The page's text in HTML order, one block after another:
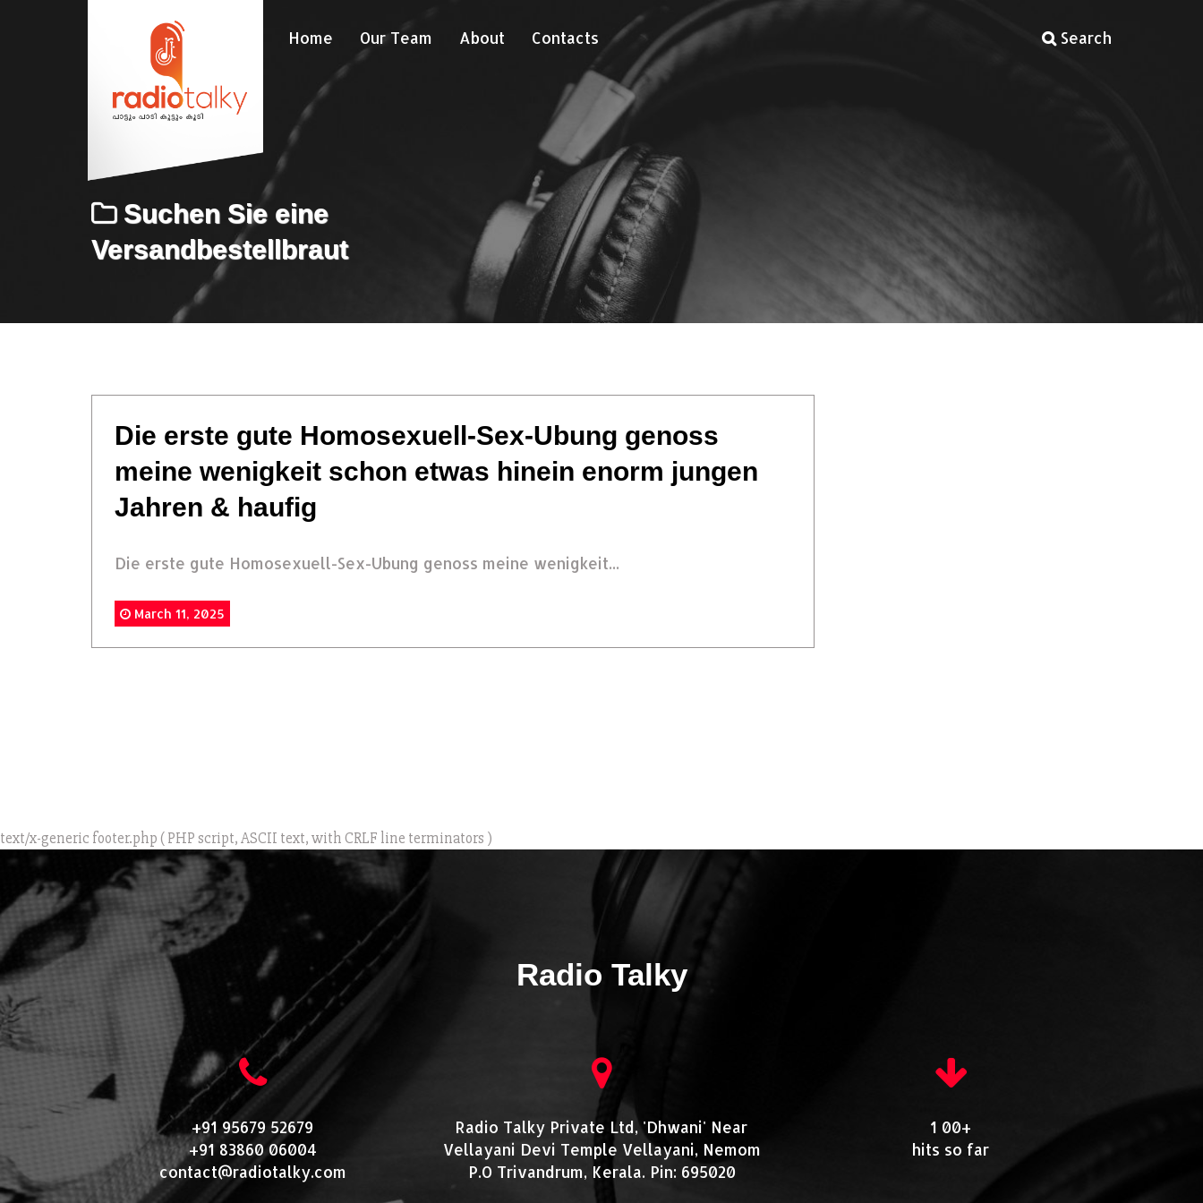
Home Our Team About Contacts Search
Suchen Sie eine
Versandbestellbraut
Die erste gute Homosexuell-Sex-Ubung genoss
meine wenigkeit schon etwas hinein enorm jungen
Jahren & haufig
Die erste gute Homosexuell-Sex-Ubung genoss meine wenigkeit...
March 11, 2025
text/x-generic footer.php ( PHP script, ASCII text, with CRLF line terminators )
Radio Talky
+91 95679 52679
+91 83860 06004
contact@radiotalky.com
Radio Talky Private Ltd, 'Dhwani' Near
Vellayani Devi Temple Vellayani, Nemom
P.O Trivandrum, Kerala. Pin: 695020
1 00+
hits so far